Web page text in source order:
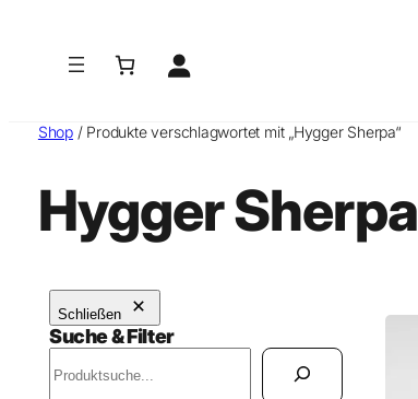
Shop / Produkte verschlagwortet mit „Hygger Sherpa“
Hygger Sherpa
Schließen
Suche & Filter
u